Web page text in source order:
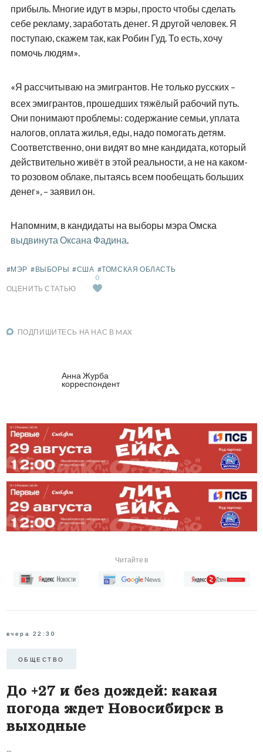
прибыль. Многие идут в мэры, просто чтобы сделать
себе рекламу, заработать денег. Я другой человек. Я
поступаю, скажем так, как Робин Гуд. То есть, хочу
помочь людям».
«Я рассчитываю на эмигрантов. Не только русских –
всех эмигрантов, прошедших тяжёлый рабочий путь.
Они понимают проблемы: содержание семьи, уплата
налогов, оплата жилья, еды, надо помогать детям.
Соответственно, они видят во мне кандидата, который
действительно живёт в этой реальности, а не на каком-
то розовом облаке, пытаясь всем пообещать больших
денег», – заявил он.
Напомним, в кандидаты на выборы мэра Омска
выдвинута Оксана Фадина.
#МЭР #ВЫБОРЫ #США #ТОМСКАЯ ОБЛАСТЬ
ОЦЕНИТЬ СТАТЬЮ
0
ПОДПИШИТЕСЬ НА НАС В MAX
Анна Журба
корреспондент
Читайте в
вчера 22:30
ОБЩЕСТВО
До +27 и без дождей: какая
погода ждет Новосибирск в
выходные